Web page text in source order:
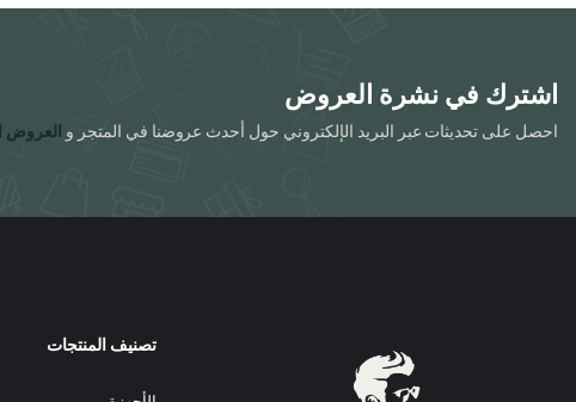
اشترك في نشرة العروض
احصل على تحديثات عبر البريد الإلكتروني حول أحدث عروضنا في المتجر و العروض
تصنيف المنتجات